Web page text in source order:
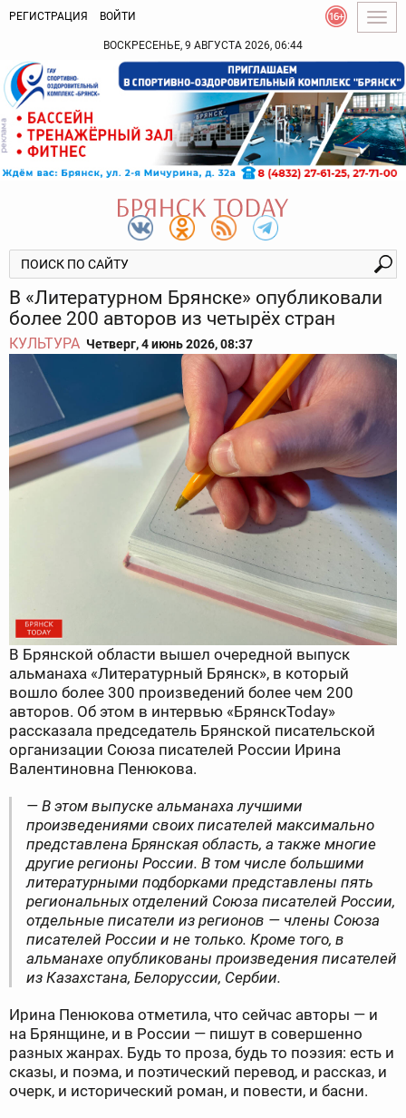
РЕГИСТРАЦИЯ ВОЙТИ
ВОСКРЕСЕНЬЕ, 9 АВГУСТА 2026, 06:44
В «Литературном Брянске» опубликовали
более 200 авторов из четырёх стран
КУЛЬТУРА Четверг, 4 июнь 2026, 08:37
В Брянской области вышел очередной выпуск
альманаха «Литературный Брянск», в который
вошло более 300 произведений более чем 200
авторов. Об этом в интервью «БрянскToday»
рассказала председатель Брянской писательской
организации Союза писателей России Ирина
Валентиновна Пенюкова.
— В этом выпуске альманаха лучшими
произведениями своих писателей максимально
представлена Брянская область, а также многие
другие регионы России. В том числе большими
литературными подборками представлены пять
региональных отделений Союза писателей России,
отдельные писатели из регионов — члены Союза
писателей России и не только. Кроме того, в
альманахе опубликованы произведения писателей
из Казахстана, Белоруссии, Сербии.
Ирина Пенюкова отметила, что сейчас авторы — и
на Брянщине, и в России — пишут в совершенно
разных жанрах. Будь то проза, будь то поэзия: есть и
сказы, и поэма, и поэтический перевод, и рассказ, и
очерк, и исторический роман, и повести, и басни.